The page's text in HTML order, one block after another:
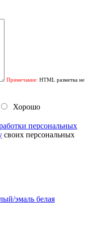
Примечание: HTML разметка не
Хорошо
персональных
своих персональных